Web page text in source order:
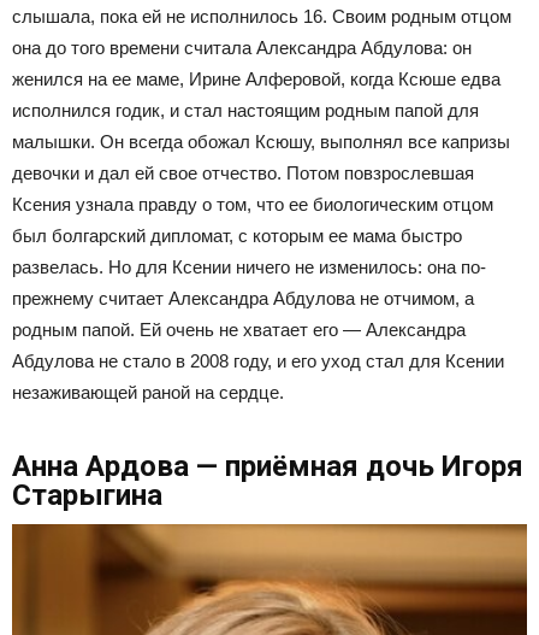
слышала, пока ей не исполнилось 16. Своим родным отцом
она до того времени считала Александра Абдулова: он
женился на ее маме, Ирине Алферовой, когда Ксюше едва
исполнился годик, и стал настоящим родным папой для
малышки. Он всегда обожал Ксюшу, выполнял все капризы
девочки и дал ей свое отчество. Потом повзрослевшая
Ксения узнала правду о том, что ее биологическим отцом
был болгарский дипломат, с которым ее мама быстро
развелась. Но для Ксении ничего не изменилось: она по-
прежнему считает Александра Абдулова не отчимом, а
родным папой. Ей очень не хватает его — Александра
Абдулова не стало в 2008 году, и его уход стал для Ксении
незаживающей раной на сердце.
Анна Ардова — приёмная дочь Игоря
Старыгина